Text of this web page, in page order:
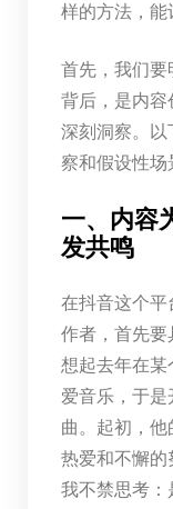
样的方法，能
首先，我们要
背后，是内容
深刻洞察。以
察和假设性场
一、内容
发共鸣
在抖音这个平
作者，首先要
想起去年在某
爱音乐，于
曲。起初，
热爱和不懈的
我不禁思考：